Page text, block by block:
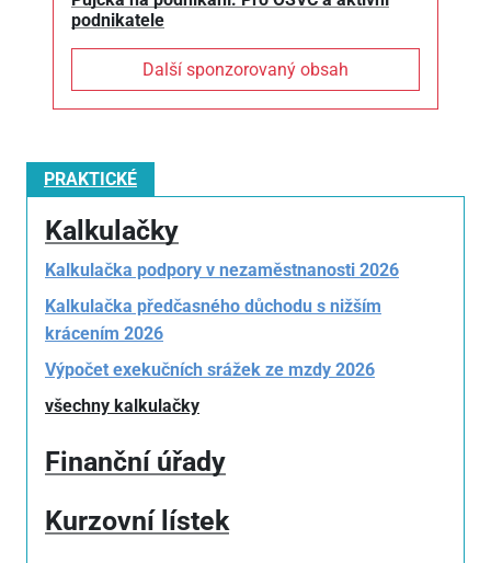
podnikatele
Další sponzorovaný obsah
PRAKTICKÉ
Kalkulačky
Kalkulačka podpory v nezaměstnanosti 2026
Kalkulačka předčasného důchodu s nižším
krácením 2026
Výpočet exekučních srážek ze mzdy 2026
všechny kalkulačky
Finanční úřady
Kurzovní lístek